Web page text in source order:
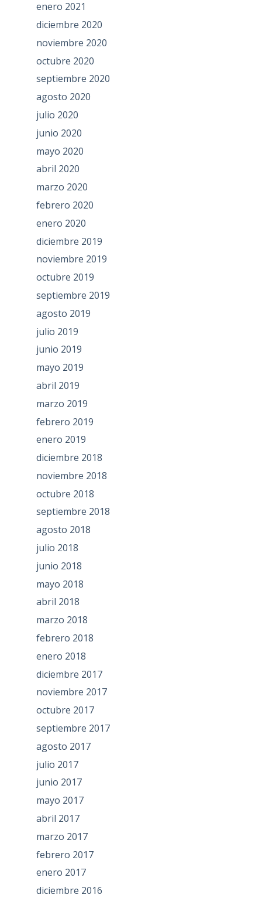
enero 2021
diciembre 2020
noviembre 2020
octubre 2020
septiembre 2020
agosto 2020
julio 2020
junio 2020
mayo 2020
abril 2020
marzo 2020
febrero 2020
enero 2020
diciembre 2019
noviembre 2019
octubre 2019
septiembre 2019
agosto 2019
julio 2019
junio 2019
mayo 2019
abril 2019
marzo 2019
febrero 2019
enero 2019
diciembre 2018
noviembre 2018
octubre 2018
septiembre 2018
agosto 2018
julio 2018
junio 2018
mayo 2018
abril 2018
marzo 2018
febrero 2018
enero 2018
diciembre 2017
noviembre 2017
octubre 2017
septiembre 2017
agosto 2017
julio 2017
junio 2017
mayo 2017
abril 2017
marzo 2017
febrero 2017
enero 2017
diciembre 2016